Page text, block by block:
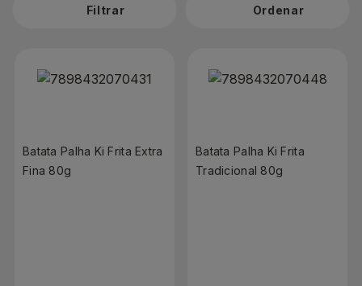
Filtrar
Batata Palha Ki Frita Extra
Fina 80g
Batata Palha Ki Frita
Tradicional 80g